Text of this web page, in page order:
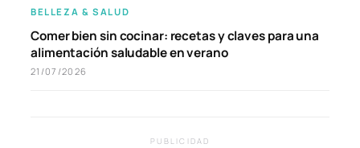
BELLEZA & SALUD
Comer bien sin cocinar: recetas y claves para una
alimentación saludable en verano
21/07/2026
PUBLICIDAD